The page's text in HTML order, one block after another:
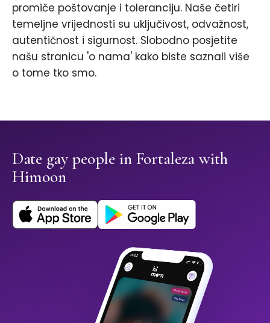
promiče poštovanje i toleranciju. Naše četiri
temeljne vrijednosti su uključivost, odvažnost,
autentičnost i sigurnost. Slobodno posjetite
našu stranicu 'o nama' kako biste saznali više
o tome tko smo.
Date gay people in Fortaleza with
Himoon